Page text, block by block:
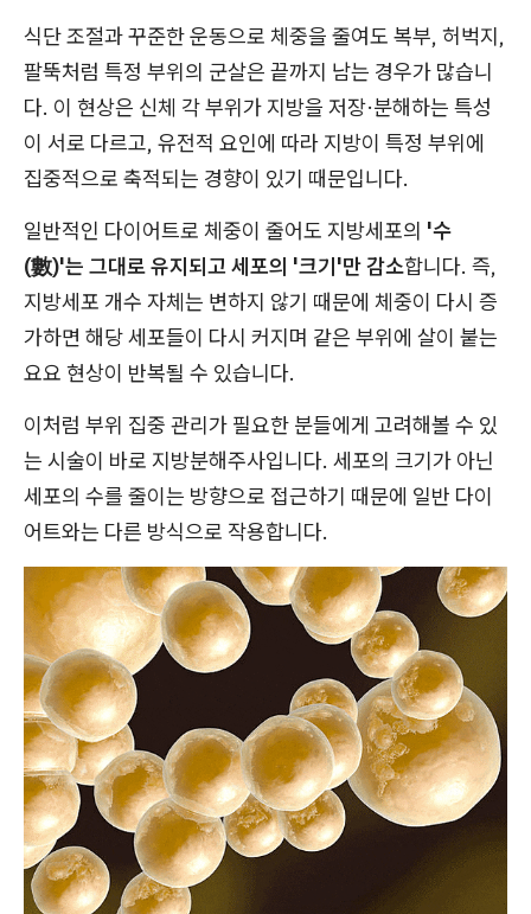
식단 조절과 꾸준한 운동으로 체중을 줄여도 복부, 허벅지,
팔뚝처럼 특정 부위의 군살은 끝까지 남는 경우가 많습니
다. 이 현상은 신체 각 부위가 지방을 저장·분해하는 특성
이 서로 다르고, 유전적 요인에 따라 지방이 특정 부위에
집중적으로 축적되는 경향이 있기 때문입니다.
일반적인 다이어트로 체중이 줄어도 지방세포의 '수
(數)'는 그대로 유지되고 세포의 '크기'만 감소합니다. 즉,
지방세포 개수 자체는 변하지 않기 때문에 체중이 다시 증
가하면 해당 세포들이 다시 커지며 같은 부위에 살이 붙는
요요 현상이 반복될 수 있습니다.
이처럼 부위 집중 관리가 필요한 분들에게 고려해볼 수 있
는 시술이 바로 지방분해주사입니다. 세포의 크기가 아닌
세포의 수를 줄이는 방향으로 접근하기 때문에 일반 다이
어트와는 다른 방식으로 작용합니다.